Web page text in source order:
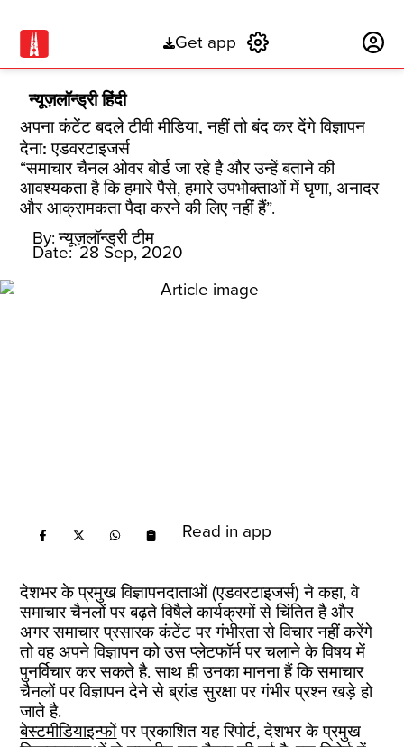
Get app
न्यूज़लॉन्ड्री हिंदी
अपना कंटेंट बदले टीवी मीडिया, नहीं तो बंद कर देंगे विज्ञापन
देना: एडवरटाइजर्स
“समाचार चैनल ओवर बोर्ड जा रहे है और उन्हें बताने की
आवश्यकता है कि हमारे पैसे, हमारे उपभोक्ताओं में घृणा, अनादर
और आक्रामकता पैदा करने की लिए नहीं हैं”.
By: न्यूज़लॉन्ड्री टीम
Date: 28 Sep, 2020
Read in app
देशभर के प्रमुख विज्ञापनदाताओं (एडवरटाइजर्स) ने कहा, वे
समाचार चैनलों पर बढ़ते विषैले कार्यक्रमों से चिंतित है और
अगर समाचार प्रसारक कंटेंट पर गंभीरता से विचार नहीं करेंगे
तो वह अपने विज्ञापन को उस प्लेटफॉर्म पर चलाने के विषय में
पुनर्विचार कर सकते है. साथ ही उनका मानना हैं कि समाचार
चैनलों पर विज्ञापन देने से ब्रांड सुरक्षा पर गंभीर प्रश्न खड़े हो
जाते है.
बेस्टमीडियाइन्फोंपर प्रकाशित यह रिपोर्ट, देशभर के प्रमुख